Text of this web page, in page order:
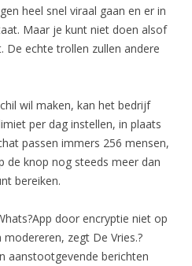
heel snel viraal gaan en er in
Maar je kunt niet doen alsof
De echte trollen zullen andere
wil maken, kan het bedrijf
per dag instellen, in plaats
passen immers 256 mensen,
de knop nog steeds meer dan
bereiken.
door encryptie niet op
zegt De Vries.?
aanstootgevende berichten